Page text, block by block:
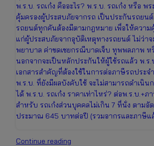
พ.ร.บ. รถเก๋ง คืออะไร? พ.ร.บ. รถเก๋ง หรือ
คุ้มครองผู้ประสบภัยจากรถ เป็นประกันรถยน
รถยนต์ทุกคันต้องมีตามกฎหมาย เพื่อให้ความ
แก่ผู้ประสบภัยจากอุบัติเหตุทางรถยนต์ ไม่ว่า
พยาบาล ค่าชดเชยกรณีบาดเจ็บ ทุพพลภาพ ห
นอกจากจะเป็นหลักประกันให้ผู้ใช้รถแล้ว พ.ร.
เอกสารสำคัญที่ต้องใช้ในการต่อภาษีรถประจ
พ.ร.บ. ที่ยังมีผลบังคับใช้ จะไม่สามารถดำเนิ
ได้ พ.ร.บ. รถเก๋ง ราคาเท่าไหร่? ต่อพ.ร.บ.+ภ
สำหรับ รถเก๋งส่วนบุคคลไม่เกิน 7 ที่นั่ง ตามอั
ประมาณ 645 บาทต่อปี (รวมอากรและภาษีแ
Continue reading